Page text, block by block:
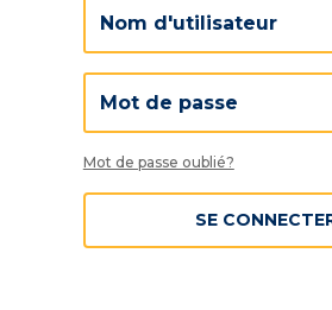
Mot de passe oublié?
SE